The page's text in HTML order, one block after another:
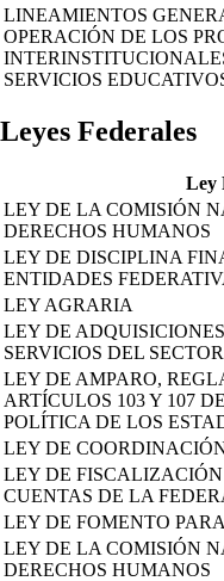
LINEAMIENTOS
OPERACIÓN DE LOS
SERVICIOS
Leyes Federales
Ley
LEY DE LA COMISIÓN
DERECHOS HUMANOS
LEY DE DISCIPLINA
ENTIDADES
LEY AGRARIA
LEY DE
SERVICIOS DEL
LEY DE AMPARO,
ARTÍCULOS 103 Y 107
POLÍTICA DE LOS
LEY DE
LEY DE
CUENTAS DE LA
LEY DE FOMENTO
LEY DE LA COMISIÓN
DERECHOS HUMANOS